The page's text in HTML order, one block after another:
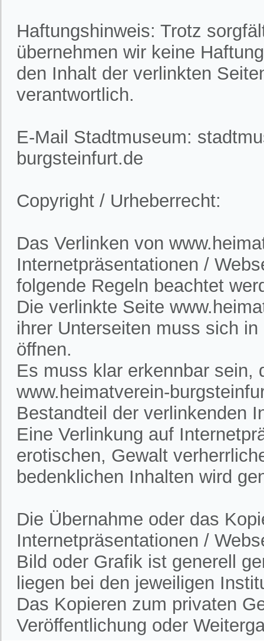
Haftungshinweis: Trotz
übernehmen wir keine
den Inhalt der verlinkten
verantwortlich.
E-Mail Stadtmuseum:
burgsteinfurt.de
Copyright / Urheberrecht:
Das Verlinken von
Internetpräsentationen /
folgende Regeln beachtet
Die verlinkte Seite
ihrer Unterseiten muss sich
öffnen.
Es muss klar erkennbar sein,
www.heimatverein-
Bestandteil der verlinkenden
Eine Verlinkung auf
erotischen, Gewalt
bedenklichen Inhalten wird
Die Übernahme oder das
Internetpräsentationen /
Bild oder Grafik ist generell
liegen bei den jeweiligen
Das Kopieren zum privaten
Veröffentlichung oder